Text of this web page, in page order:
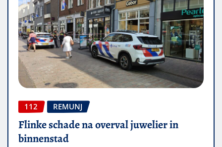
112 REMUNJ
Flinke schade na overval juwelier in
binnenstad